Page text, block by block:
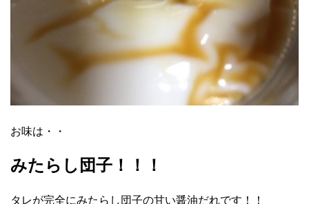
お味は・・
みたらし団子！！！
タレが完全にみたらし団子の甘い醤油だれです！！